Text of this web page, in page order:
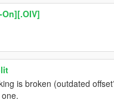
is broken (outdated